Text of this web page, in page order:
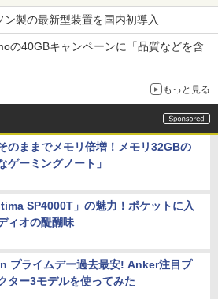
製の最新型装置を国内初導入
の40GBキャンペーンに「品質などを含
もっと見る
のままでメモリ倍増！メモリ32GBの
ゲーミングノート」
SP4000T」の魅力！ポケットに入
ィオの醍醐味
プライムデー過去最安! Anker注目プ
ター3モデルを使ってみた